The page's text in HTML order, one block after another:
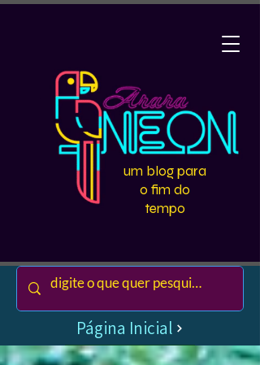
um blog para
o fim do
tempo
Página Inicial